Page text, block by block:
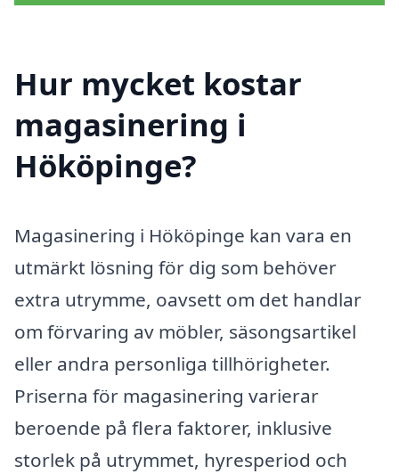
Hur mycket kostar
magasinering i
Hököpinge?
Magasinering i Hököpinge kan vara en
utmärkt lösning för dig som behöver
extra utrymme, oavsett om det handlar
om förvaring av möbler, säsongsartikel
eller andra personliga tillhörigheter.
Priserna för magasinering varierar
beroende på flera faktorer, inklusive
storlek på utrymmet, hyresperiod och